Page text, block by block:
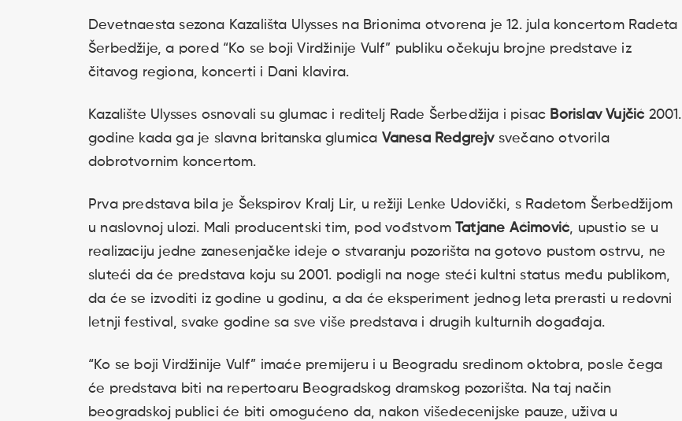
Devetnaesta sezona Kazališta Ulysses na Brionima otvorena je 12. jula koncertom Radeta
Šerbedžije, a pored “Ko se boji Virdžinije Vulf” publiku očekuju brojne predstave iz
čitavog regiona, koncerti i Dani klavira.
Kazalište Ulysses osnovali su glumac i reditelj Rade Šerbedžija i pisac Borislav Vujčić 2001.
godine kada ga je slavna britanska glumica Vanesa Redgrejvsvečano otvorila
dobrotvornim koncertom.
Prva predstava bila je Šekspirov Kralj Lir, u režiji Lenke Udovički, s Radetom Šerbedžijom
u naslovnoj ulozi. Mali producentski tim, pod vođstvomTatjane Aćimović, upustio se u
realizaciju jedne zanesenjačke ideje o stvaranju pozorišta na gotovo pustom ostrvu, ne
sluteći da će predstava koju su 2001. podigli na noge steći kultni status među publikom,
da će se izvoditi iz godine u godinu, a da će eksperiment jednog leta prerasti u redovni
letnji festival, svake godine sa sve više predstava i drugih kulturnih događaja.
“Ko se boji Virdžinije Vulf” imaće premijeru i u Beogradu sredinom oktobra, posle čega
će predstava biti na repertoaru Beogradskog dramskog pozorišta. Na taj način
beogradskoj publici će biti omogućeno da, nakon višedecenijske pauze, uživa u